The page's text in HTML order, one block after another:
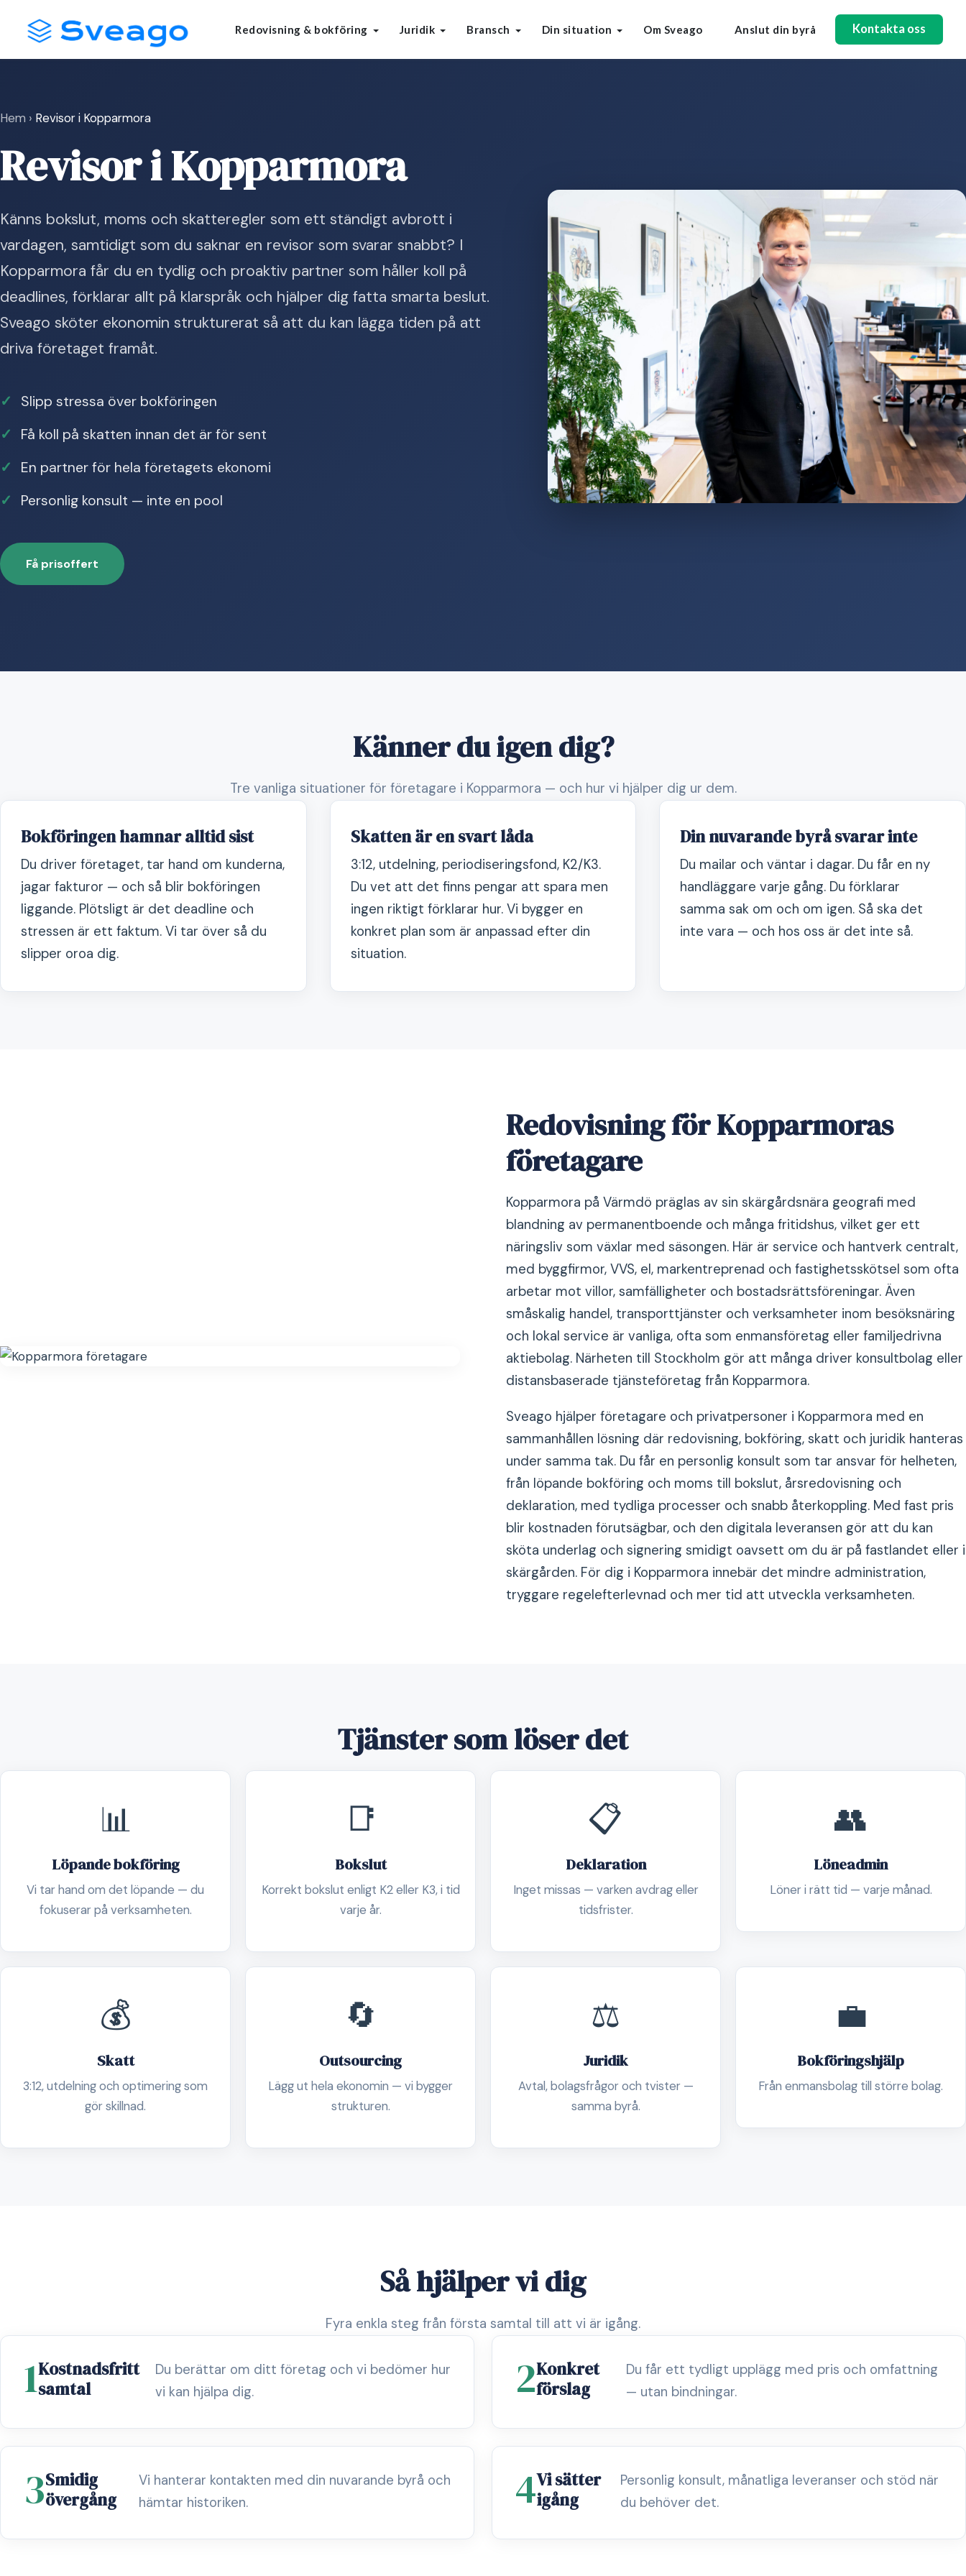
Redovisning & bokföring Juridik Bransch Din situation Om Sveago Anslut din byrå Kontakta oss
Hem › Revisor i Kopparmora
Revisor i Kopparmora
Känns bokslut, moms och skatteregler som ett ständigt avbrott i
vardagen, samtidigt som du saknar en revisor som svarar snabbt? I
Kopparmora får du en tydlig och proaktiv partner som håller koll på
deadlines, förklarar allt på klarspråk och hjälper dig fatta smarta beslut.
Sveago sköter ekonomin strukturerat så att du kan lägga tiden på att
driva företaget framåt.
Slipp stressa över bokföringen
Få koll på skatten innan det är för sent
En partner för hela företagets ekonomi
Personlig konsult — inte en pool
Få prisoffert
Känner du igen dig?
Tre vanliga situationer för företagare i Kopparmora — och hur vi hjälper dig ur dem.
Bokföringen hamnar alltid sist
Du driver företaget, tar hand om kunderna,
jagar fakturor — och så blir bokföringen
liggande. Plötsligt är det deadline och
stressen är ett faktum. Vi tar över så du
slipper oroa dig.
Skatten är en svart låda
3:12, utdelning, periodiseringsfond, K2/K3.
Du vet att det finns pengar att spara men
ingen riktigt förklarar hur. Vi bygger en
konkret plan som är anpassad efter din
situation.
Din nuvarande byrå svarar inte
Du mailar och väntar i dagar. Du får en ny
handläggare varje gång. Du förklarar
samma sak om och om igen. Så ska det
inte vara — och hos oss är det inte så.
Redovisning för Kopparmoras
företagare
Kopparmora på Värmdö präglas av sin skärgårdsnära geografi med
blandning av permanentboende och många fritidshus, vilket ger ett
näringsliv som växlar med säsongen. Här är service och hantverk centralt,
med byggfirmor, VVS, el, markentreprenad och fastighetsskötsel som ofta
arbetar mot villor, samfälligheter och bostadsrättsföreningar. Även
småskalig handel, transporttjänster och verksamheter inom besöksnäring
och lokal service är vanliga, ofta som enmansföretag eller familjedrivna
aktiebolag. Närheten till Stockholm gör att många driver konsultbolag eller
distansbaserade tjänsteföretag från Kopparmora.
Sveago hjälper företagare och privatpersoner i Kopparmora med en
sammanhållen lösning där redovisning, bokföring, skatt och juridik hanteras
under samma tak. Du får en personlig konsult som tar ansvar för helheten,
från löpande bokföring och moms till bokslut, årsredovisning och
deklaration, med tydliga processer och snabb återkoppling. Med fast pris
blir kostnaden förutsägbar, och den digitala leveransen gör att du kan
sköta underlag och signering smidigt oavsett om du är på fastlandet eller i
skärgården. För dig i Kopparmora innebär det mindre administration,
tryggare regelefterlevnad och mer tid att utveckla verksamheten.
Tjänster som löser det
📊
Löpande bokföring
Vi tar hand om det löpande — du
fokuserar på verksamheten.
📑
Bokslut
Korrekt bokslut enligt K2 eller K3, i tid
varje år.
📋
Deklaration
Inget missas — varken avdrag eller
tidsfrister.
👥
Löneadmin
Löner i rätt tid — varje månad.
💰
Skatt
3:12, utdelning och optimering som
gör skillnad.
🔄
Outsourcing
Lägg ut hela ekonomin — vi bygger
strukturen.
⚖️
Juridik
Avtal, bolagsfrågor och tvister —
samma byrå.
💼
Bokföringshjälp
Från enmansbolag till större bolag.
Så hjälper vi dig
Fyra enkla steg från första samtal till att vi är igång.
1Kostnadsfritt
samtal
Du berättar om ditt företag och vi bedömer hur
vi kan hjälpa dig.
2Konkret
förslag
Du får ett tydligt upplägg med pris och omfattning
— utan bindningar.
3Smidig
övergång
Vi hanterar kontakten med din nuvarande byrå och
hämtar historiken.
4Vi sätter
igång
Personlig konsult, månatliga leveranser och stöd när
du behöver det.